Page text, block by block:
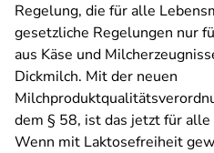
Regelung, die für alle
gesetzliche Regelungen nur
aus Käse und
Dickmilch. Mit der neuen
dem § 58, ist das jetzt für
Wenn mit Laktosefreiheit